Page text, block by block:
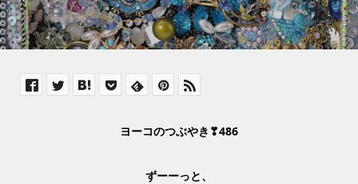
ヨーコのつぶやき❣486
ずーーっと、